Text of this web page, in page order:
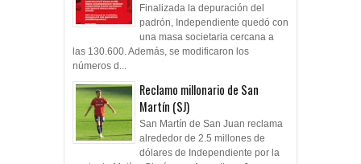
Finalizada la depuración del
padrón, Independiente quedó con
una masa societaria cercana a
las 130.600. Además, se modificaron los
números d...
Reclamo millonario de San
Martín (SJ)
San Martín de San Juan reclama
alrededor de 2.5 millones de
dólares de Independiente por la